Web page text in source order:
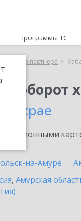
Программы 1С
Выбор партнёра
крае
на-Амуре
, Амурская